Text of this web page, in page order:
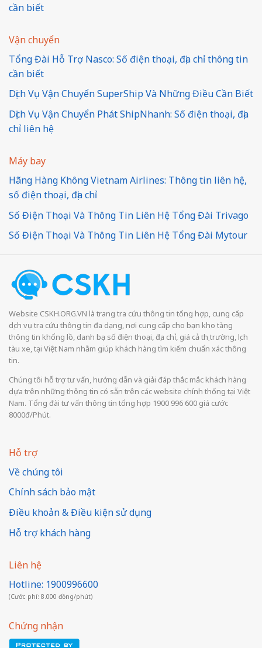
cần biết
Vận chuyển
Tổng Đài Hỗ Trợ Nasco: Số điện thoại, địa chỉ thông tin
cần biết
Dịch Vụ Vận Chuyển SuperShip Và Những Điều Cần Biết
Dịch Vụ Vận Chuyển Phát ShipNhanh: Số điện thoại, địa
chỉ liên hệ
Máy bay
Hãng Hàng Không Vietnam Airlines: Thông tin liên hệ,
số điện thoại, địa chỉ
Số Điện Thoại Và Thông Tin Liên Hệ Tổng Đài Trivago
Số Điện Thoại Và Thông Tin Liên Hệ Tổng Đài Mytour
Website CSKH.ORG.VN là trang tra cứu thông tin tổng hợp, cung cấp
dịch vụ tra cứu thông tin đa dạng, nơi cung cấp cho bạn kho tàng
thông tin khổng lồ, danh bạ số điện thoại, địa chỉ, giá cả thị trường, lịch
tàu xe, tại Việt Nam nhằm giúp khách hàng tìm kiếm chuẩn xác thông
tin.
Chúng tôi hỗ trợ tư vấn, hướng dẫn và giải đáp thắc mắc khách hàng
dựa trên những thông tin có sẵn trên các website chính thống tại Việt
Nam. Tổng đài tư vấn thông tin tổng hợp 1900 996 600 giá cước
8000đ/Phút.
Hỗ trợ
Về chúng tôi
Chính sách bảo mật
Điều khoản & Điều kiện sử dụng
Hỗ trợ khách hàng
Liên hệ
Hotline: 1900996600
(Cước phí: 8.000 đồng/phút)
Chứng nhận